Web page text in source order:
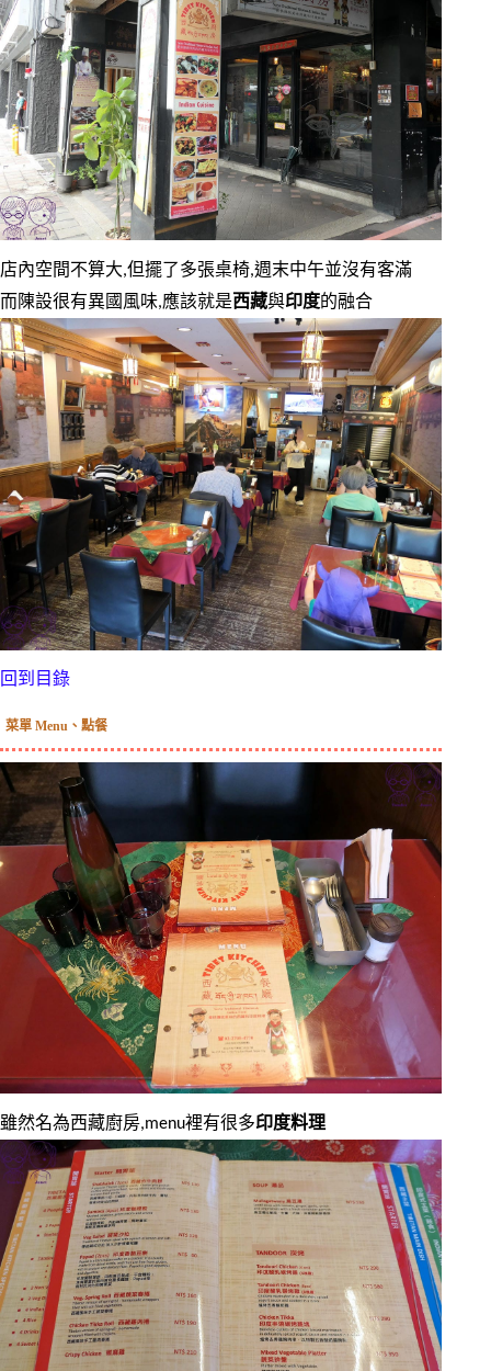
店內空間不算大,但擺了多張桌椅,週末中午並沒有客滿
而陳設很有異國風味,應該就是西藏與印度的融合
回到目錄
菜單 Menu、點餐
雖然名為西藏廚房,menu裡有很多印度料理